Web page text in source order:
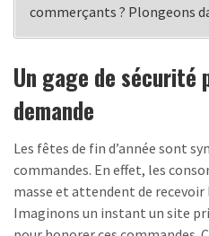
commerçants ? Plongeons
Un gage de sécurité
demande
Les fêtes de fin d’année sont
commandes. En effet, les
masse et attendent de recevoir
Imaginons un instant un site